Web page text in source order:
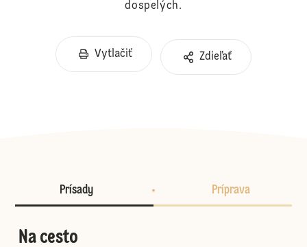
dospelých.
Vytlačiť Zdieľať
Prísady Príprava
Na cesto